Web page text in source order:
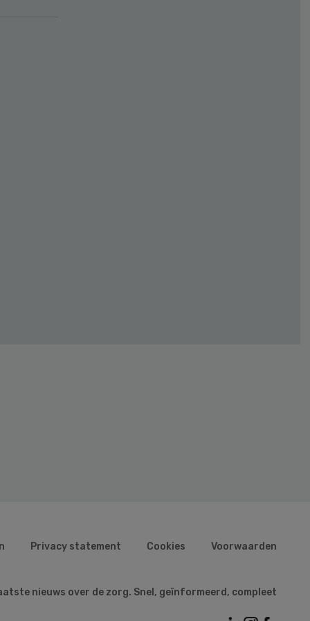
Privacy statement Cookies Voorwaarden
nieuws over de zorg. Snel, geïnformeerd, compleet